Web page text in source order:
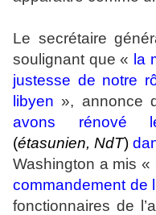
Le secrétaire
soulignant que « la
justesse de notre
libyen », annonce
avons rénové
(étasunien, NdT)
Washington a mis «
commandement de
fonctionnaires de